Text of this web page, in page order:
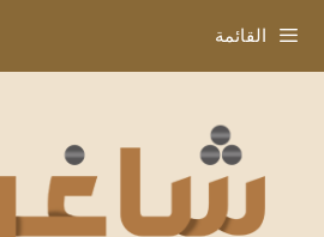
إلى
المحتوى
القائمة